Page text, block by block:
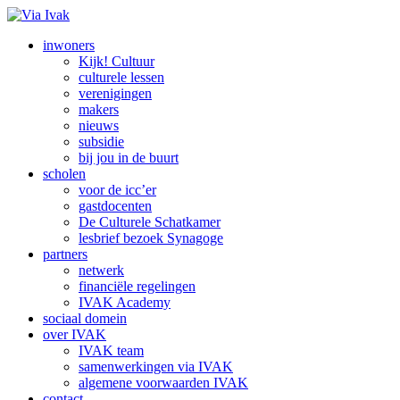
inwoners
Kijk! Cultuur
culturele lessen
verenigingen
makers
nieuws
subsidie
bij jou in de buurt
scholen
voor de icc’er
gastdocenten
De Culturele Schatkamer
lesbrief bezoek Synagoge
partners
netwerk
financiële regelingen
IVAK Academy
sociaal domein
over IVAK
IVAK team
samenwerkingen via IVAK
algemene voorwaarden IVAK